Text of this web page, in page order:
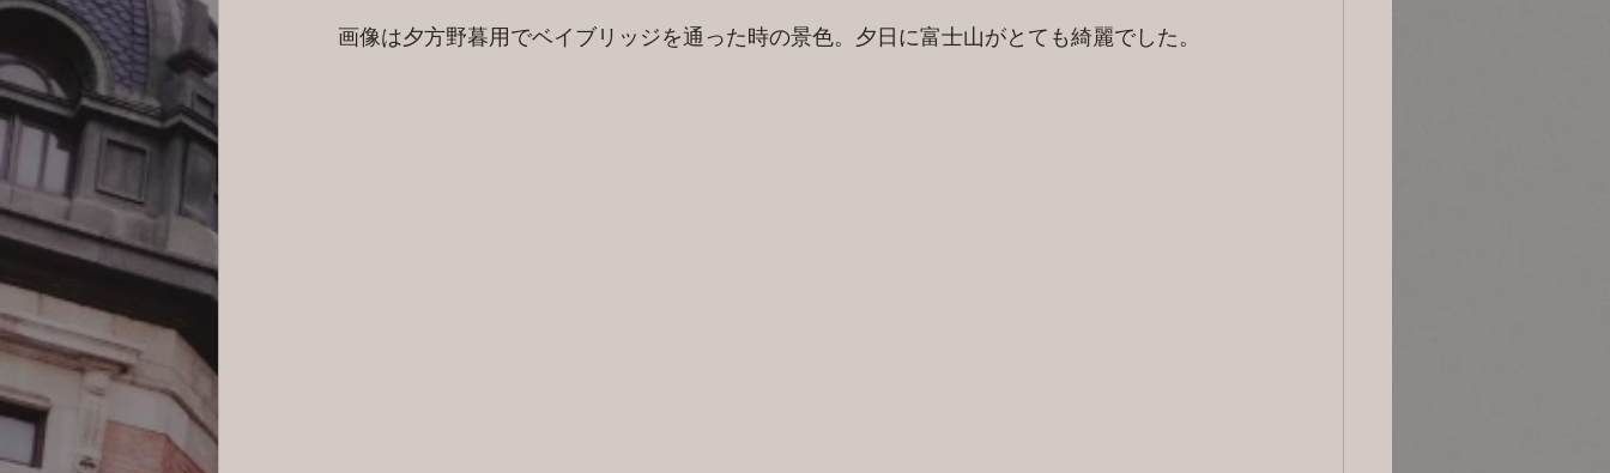
画像は夕方野暮用でベイブリッジを通った時の景色。夕日に富士山がとても綺麗でした。